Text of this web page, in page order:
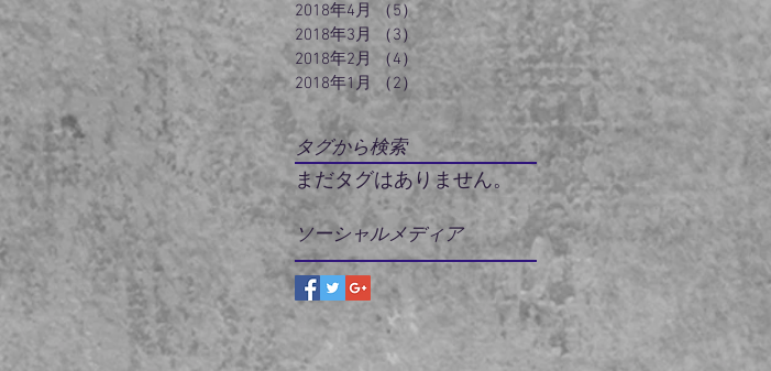
2018年4月
（5）5件の記事
2018年3月
（3）
3件の記事
2018年2月
（4）
4件の記事
2018年1月
（2） 2件の記事
タグから検索
まだタグはありません。
ソーシャルメディア